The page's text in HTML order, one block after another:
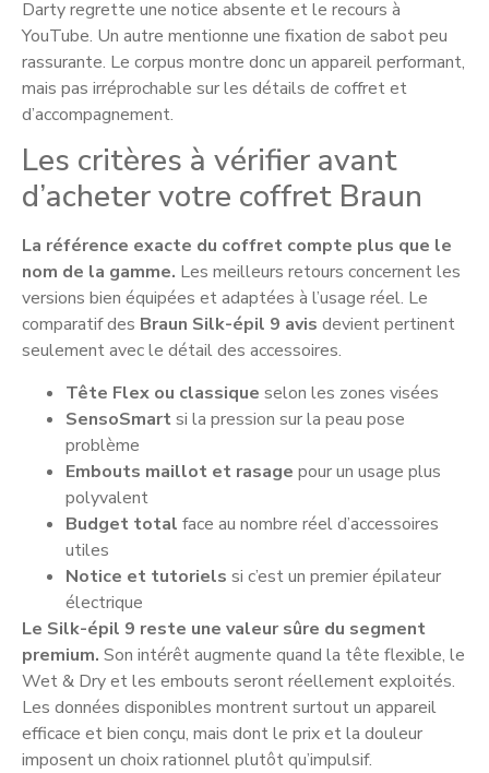
Darty regrette une notice absente et le recours à
YouTube. Un autre mentionne une fixation de sabot peu
rassurante. Le corpus montre donc un appareil performant,
mais pas irréprochable sur les détails de coffret et
d’accompagnement.
Les critères à vérifier avant
d’acheter votre coffret Braun
La référence exacte du coffret compte plus que le
nom de la gamme. Les meilleurs retours concernent les
versions bien équipées et adaptées à l’usage réel. Le
comparatif des Braun Silk-épil 9 avis devient pertinent
seulement avec le détail des accessoires.
Tête Flex ou classique selon les zones visées
SensoSmartsi la pression sur la peau pose
problème
Embouts maillot et rasage pour un usage plus
polyvalent
Budget total face au nombre réel d’accessoires
utiles
Notice et tutoriels si c’est un premier épilateur
électrique
Le Silk-épil 9 reste une valeur sûre du segment
premium. Son intérêt augmente quand la tête flexible, le
Wet & Dry et les embouts seront réellement exploités.
Les données disponibles montrent surtout un appareil
efficace et bien conçu, mais dont le prix et la douleur
imposent un choix rationnel plutôt qu’impulsif.